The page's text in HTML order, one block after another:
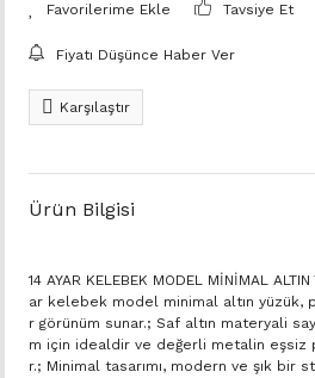
Tavsiye Et
Fiyatı Düşünce Haber Ver
Karşılaştır
Ürün Bilgisi
14 AYAR KELEBEK MODEL MİNİMAL ALTIN
ar kelebek model minimal altın yüzük,
r görünüm sunar.; Saf altın materyali
m için idealdir ve değerli metalin eşsiz
r.; Minimal tasarımı, modern ve şık bir